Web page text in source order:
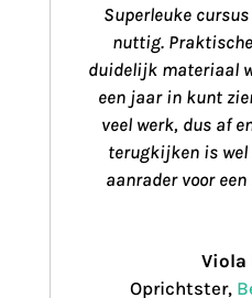
Superleuke
nuttig.
duidelijk materiaal
een jaar in kunt
veel werk, dus af
terugkijken is wel
aanrader voor
Viola
Oprichtster,